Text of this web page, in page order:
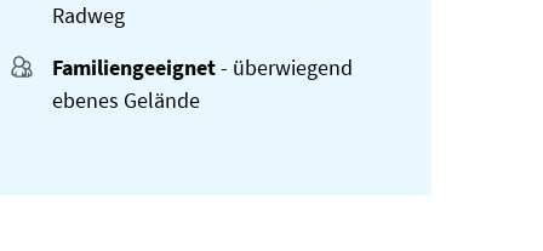
Radweg
Familiengeeignet- überwiegend
ebenes Gelände